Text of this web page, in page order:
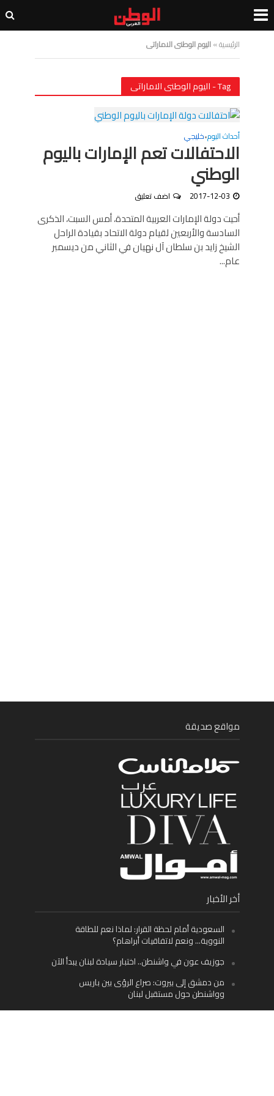
الرئيسية»اليوم الوطنى الاماراتى
Tag - اليوم الوطنى الاماراتى
أحداث اليوم•خليجي
الاحتفالات تعم الإمارات باليوم
الوطني
2017-12-03 اضف تعليق
أحيت دولة الإمارات العربية المتحدة، أمس السبت، الذكرى
السادسة والأربعين لقيام دولة الاتحاد بقيادة الراحل
الشيخ زايد بن سلطان آل نهيان في الثاني من ديسمبر
عام...
مواقع صديقة
أخر الأخبار
السعودية أمام لحظة القرار: لماذا نعم للطاقة
النووية… ونعم لاتفاقيات أبراهام؟
جوزيف عون في واشنطن.. اختبار سيادة لبنان يبدأ الآن
من دمشق إلى بيروت: صراع الرؤى بين باريس
وواشنطن حول مستقبل لبنان
اليسار اللبناني «اليقظ» وسيادة الدولة: لماذا يُعدّ نزع